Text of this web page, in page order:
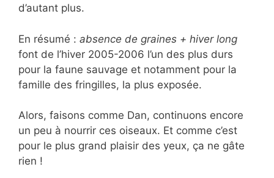
d’autant plus.
En résumé : absence de graines + hiver long
font de l’hiver 2005-2006 l’un des plus durs
pour la faune sauvage et notamment pour la
famille des fringilles, la plus exposée.
Alors, faisons comme Dan, continuons encore
un peu à nourrir ces oiseaux. Et comme c’est
pour le plus grand plaisir des yeux, ça ne gâte
rien !